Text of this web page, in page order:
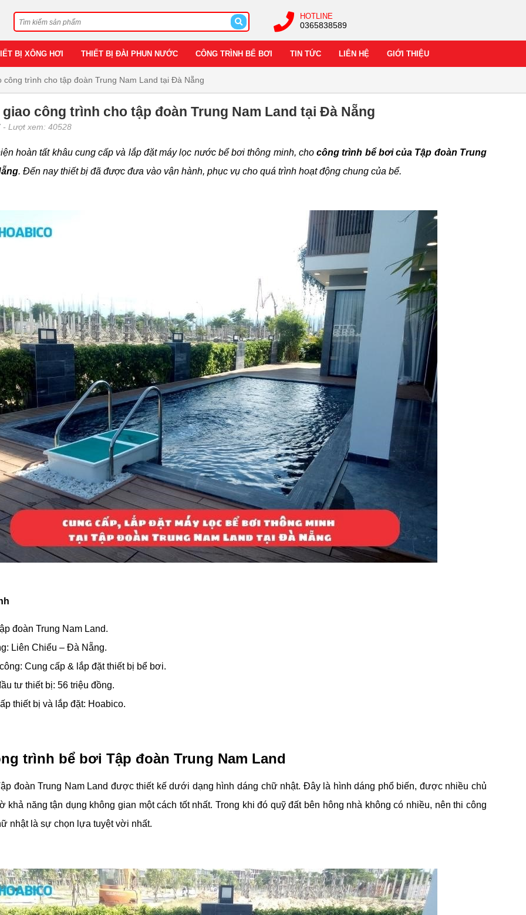
HOTLINE
0365838589
BỊ XÔNG HƠI THIẾT BỊ ĐÀI PHUN NƯỚC CÔNG TRÌNH BỂ BƠI TIN TỨC LIÊN HỆ GIỚI THIỆU
công trình cho tập đoàn Trung Nam Land tại Đà Nẵng
công trình cho tập đoàn Trung Nam Land tại Đà Nẵng
- Lượt xem: 40528
hoàn tất khâu cung cấp và lắp đặt máy lọc nước bể bơi thông minh, chocông trình bể bơi của Tập đoàn Trung
. Đến nay thiết bị đã được đưa vào vận hành, phục vụ cho quá trình hoạt động chung của bể.
đoàn Trung Nam Land.
Liên Chiểu – Đà Nẵng.
Cung cấp & lắp đặt thiết bị bể bơi.
tư thiết bị: 56 triệu đồng.
thiết bị và lắp đặt: Hoabico.
trình bể bơi Tập đoàn Trung Nam Land
đoàn Trung Nam Land được thiết kế dưới dạng hình dáng chữ nhật. Đây là hình dáng phổ biến, được nhiều chủ
khả năng tận dụng không gian một cách tốt nhất. Trong khi đó quỹ đất bên hông nhà không có nhiều, nên thi công
nhật là sự chọn lựa tuyệt vời nhất.